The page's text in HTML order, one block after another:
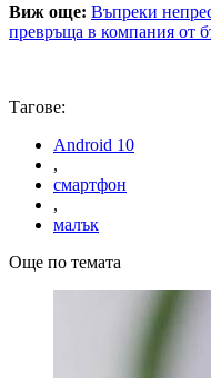
Виж още: Въпреки
превръща в компания от
Тагове:
Android 10
,
смартфон
,
малък
Още по темата